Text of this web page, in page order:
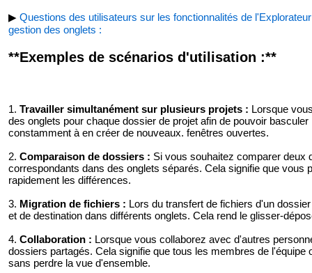
▶ Questions des utilisateurs sur les fonctionnalités de
gestion des onglets :
**Exemples de scénarios d'utilisation :**
1. Travailler simultanément sur plusieurs projets : Lorsque
des onglets pour chaque dossier de projet afin de pouvoir
constamment à en créer de nouveaux. fenêtres ouvertes.
2. Comparaison de dossiers : Si vous souhaitez comparer
correspondants dans des onglets séparés. Cela signifie que vous
rapidement les différences.
3. Migration de fichiers : Lors du transfert de fichiers d'un
et de destination dans différents onglets. Cela rend le glisser-
4. Collaboration : Lorsque vous collaborez avec d'autres
dossiers partagés. Cela signifie que tous les membres de
sans perdre la vue d'ensemble.